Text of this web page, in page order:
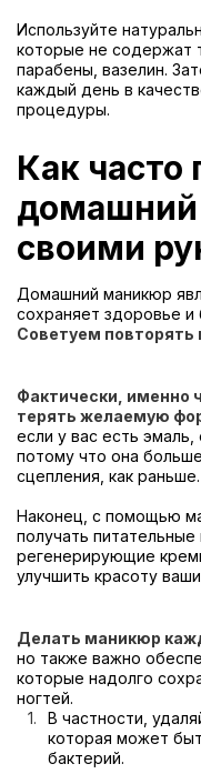
Используйте
которые не содержат
парабены, вазелин.
каждый день в
процедуры.
Как часто
своими
Домашний маникюр
сохраняет здоровье и
Советуем
Фактически, именно
терять желаемую
если у вас есть
потому что она
сцепления, как раньше. ,
Наконец, с помощью
получать
регенерирующие
улучшить красоту
Делать маникюр
но также важно
которые надолго
ногтей.
В частности,
которая может
бактерий.